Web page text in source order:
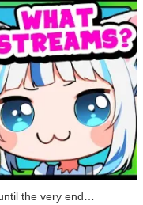
the very end…